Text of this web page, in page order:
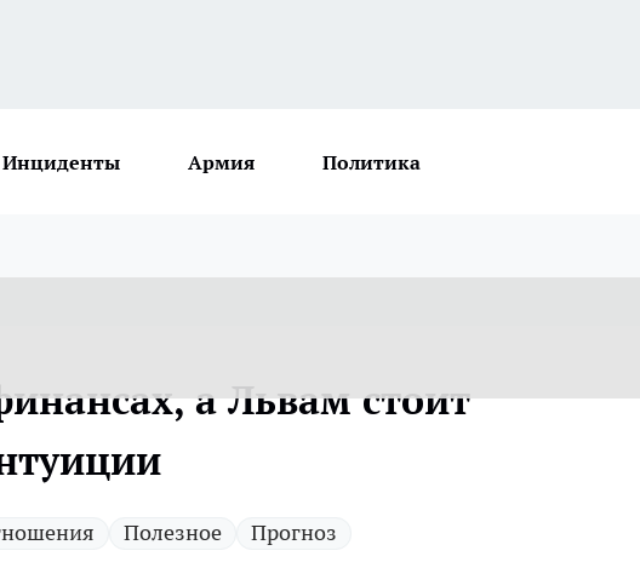
Инциденты Армия Политика
а Львам стоит
Полезное Прогноз